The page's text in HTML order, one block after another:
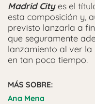
Madrid City es el
esta composición y,
previsto lanzarla a
que seguramente
lanzamiento al ver
en tan poco tiempo.
MÁS SOBRE:
Ana Mena